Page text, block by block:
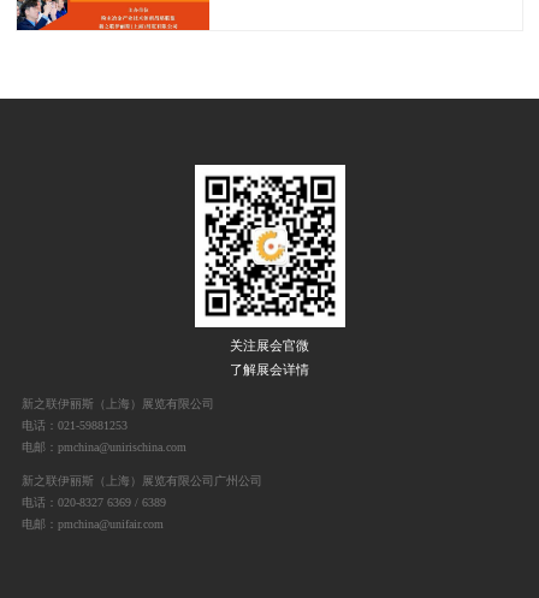
关注展会官微
了解展会详情
新之联伊丽斯（上海）展览有限公司
电话：021-59881253
电邮：pmchina@unirischina.com
新之联伊丽斯（上海）展览有限公司广州公司
电话：020-8327 6369 / 6389
电邮：pmchina@unifair.com